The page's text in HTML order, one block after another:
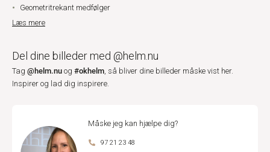
Geometritrekant medfølger
Læs mere
Del dine billeder med @helm.nu
Tag @helm.nu og #okhelm, så bliver dine billeder måske vist her.
Inspirer og lad dig inspirere.
Måske jeg kan hjælpe dig?
97 21 23 48